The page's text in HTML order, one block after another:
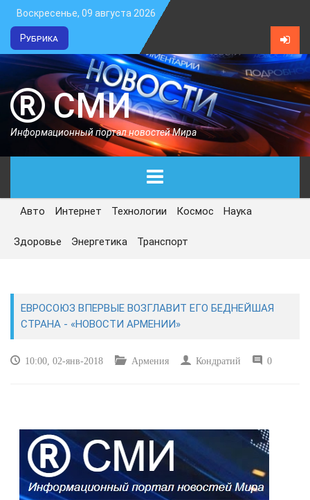
Воскресенье, 09 августа 2026
Рубрика
СМИ
Информационный портал новостей Мира
ГЛАВНАЯ
СЕГОДНЯ
ЭКОНОМИКА
ПРОИСШЕСТВИЯ
Авто Интернет Технологии Космос Наука
Здоровье Энергетика Транспорт
ЕВРОСОЮЗ ВПЕРВЫЕ ВОЗГЛАВИТ ЕГО БЕДНЕЙШАЯ
СТРАНА - «НОВОСТИ АРМЕНИИ»
10:00, 02-янв-2018 Армения Кондратий 0